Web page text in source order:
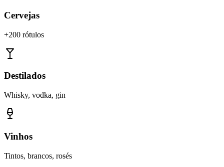
Cervejas
+200 rótulos
Destilados
Whisky, vodka, gin
Vinhos
Tintos, brancos, rosés